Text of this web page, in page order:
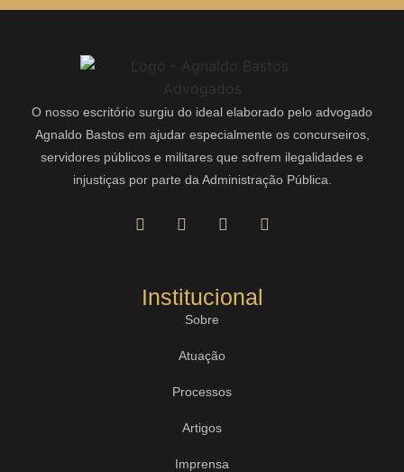
O nosso escritório surgiu do ideal elaborado pelo advogado
Agnaldo Bastos em ajudar especialmente os concurseiros,
servidores públicos e militares que sofrem ilegalidades e
injustiças por parte da Administração Pública.
Institucional
Sobre
Atuação
Processos
Artigos
Imprensa